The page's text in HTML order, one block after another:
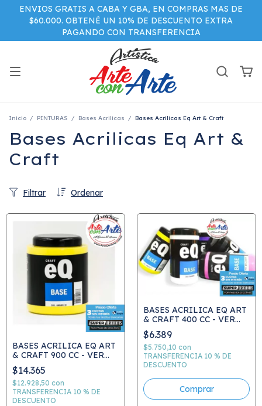
ENVIOS GRATIS A CABA Y GBA, EN COMPRAS MAS DE
$60.000. OBTENÉ UN 10% DE DESCUENTO EXTRA
PAGANDO CON TRANSFERENCIA
Inicio / PINTURAS / Bases Acrilicas / Bases Acrilicas Eq Art & Craft
Bases Acrilicas Eq Art &
Craft
Ordenar
Filtrar
BASES ACRILICA EQ ART
& CRAFT 900 CC - VER
CARTA DE COLORES -
ELEGIR COLOR
$14.365
$12.928,50 con
TRANSFERENCIA 10 % DE
DESCUENTO
BASES ACRILICA EQ ART
& CRAFT 400 CC - VER
CARTA DE COLORES -
ELEGIR COLOR
$6.389
$5.750,10 con
TRANSFERENCIA 10 % DE
DESCUENTO
Comprar